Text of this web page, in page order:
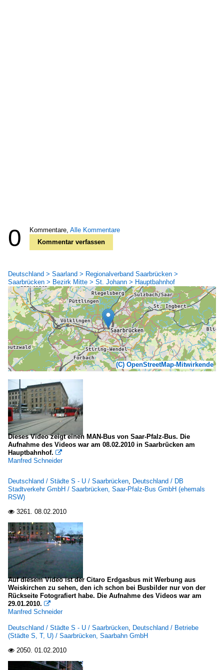
0 Kommentare, Alle Kommentare
Kommentar verfassen
Deutschland > Saarland > Regionalverband Saarbrücken >
Saarbrücken > Bezirk Mitte > St. Johann > Hauptbahnhof
(C) OpenStreetMap-Mitwirkende
Dieses Video zeigt einen MAN-Bus von Saar-Pfalz-Bus. Die
Aufnahme des Videos war am 08.02.2010 in Saarbrücken am
Hauptbahnhof. 
Manfred Schneider
Deutschland / Städte S - U / Saarbrücken, Deutschland / DB
Stadtverkehr GmbH / Saarbrücken, Saar-Pfalz-Bus GmbH (ehemals
RSW)
 3261. 08.02.2010
Auf diesem Video ist der Citaro Erdgasbus mit Werbung aus
Weiskirchen zu sehen, den ich schon bei Busbilder nur von der
Rückseite Fotografiert habe. Die Aufnahme des Videos war am
29.01.2010. 
Manfred Schneider
Deutschland / Städte S - U / Saarbrücken, Deutschland / Betriebe
(Städte S, T, U) / Saarbrücken, Saarbahn GmbH
 2050. 01.02.2010